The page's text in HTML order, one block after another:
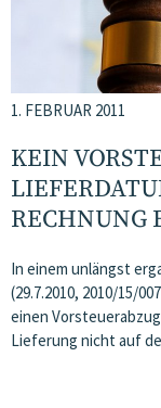
1. FEBRUAR 2011
KEIN
RECHNUNG
In einem unlängst
(29.7.2010, 2010/15/
einen
Lieferung nicht auf